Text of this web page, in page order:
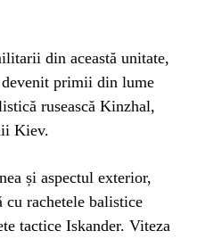
din această unitate,
primii din lume
rusească Kinzhal,
Kiev.
și aspectul exterior,
cu rachetele balistice
tactice Iskander. Viteza